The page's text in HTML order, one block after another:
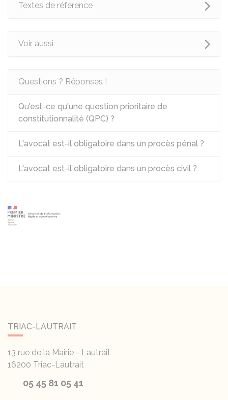
Textes de référence
Voir aussi
Questions ? Réponses !
Qu'est-ce qu'une question prioritaire de
constitutionnalité (QPC) ?
L'avocat est-il obligatoire dans un procès pénal ?
L'avocat est-il obligatoire dans un procès civil ?
TRIAC-LAUTRAIT
13 rue de la Mairie - Lautrait
16200 Triac-Lautrait
05 45 81 05 41